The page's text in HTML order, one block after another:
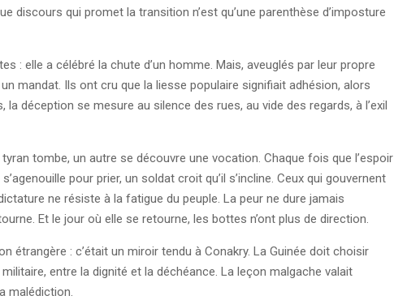
discours qui promet la transition n’est qu’une parenthèse d’imposture
: elle a célébré la chute d’un homme. Mais, aveuglés par leur propre
mandat. Ils ont cru que la liesse populaire signifiait adhésion, alors
la déception se mesure au silence des rues, au vide des regards, à l’exil
tombe, un autre se découvre une vocation. Chaque fois que l’espoir
pour prier, un soldat croit qu’il s’incline. Ceux qui gouvernent
ne résiste à la fatigue du peuple. La peur ne dure jamais
Et le jour où elle se retourne, les bottes n’ont plus de direction.
étrangère : c’était un miroir tendu à Conakry. La Guinée doit choisir
entre la dignité et la déchéance. La leçon malgache valait
malédiction.